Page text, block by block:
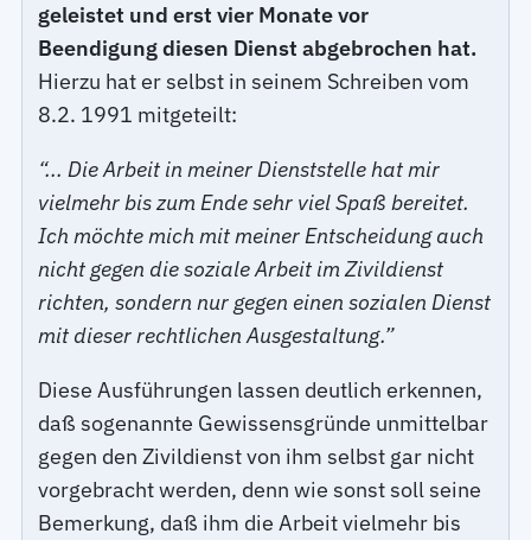
geleistet und erst vier Monate vor
Beendigung diesen Dienst abgebrochen hat.
Hierzu hat er selbst in seinem Schreiben vom
8.2. 1991 mitgeteilt:
“... Die Arbeit in meiner Dienststelle hat mir
vielmehr bis zum Ende sehr viel Spaß bereitet.
Ich möchte mich mit meiner Entscheidung auch
nicht gegen die soziale Arbeit im Zivildienst
richten, sondern nur gegen einen sozialen Dienst
mit dieser rechtlichen Ausgestaltung.”
Diese Ausführungen lassen deutlich erkennen,
daß sogenannte Gewissensgründe unmittelbar
gegen den Zivildienst von ihm selbst gar nicht
vorgebracht werden, denn wie sonst soll seine
Bemerkung, daß ihm die Arbeit vielmehr bis